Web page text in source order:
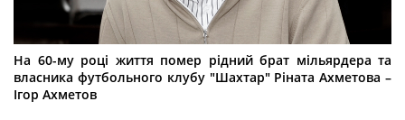
На 60-му році життя помер рідний брат мільярдера та
власника футбольного клубу "Шахтар" Ріната Ахметова –
Ігор Ахметов